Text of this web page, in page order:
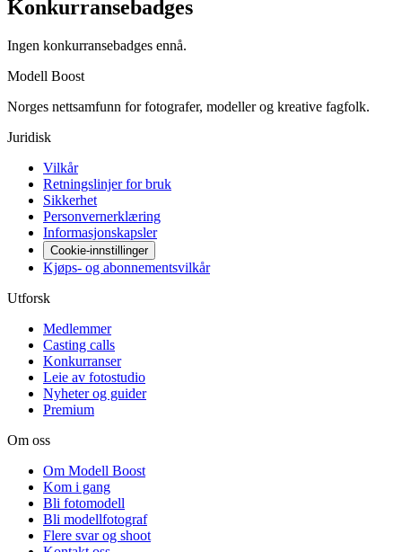
Konkurransebadges
Ingen konkurransebadges ennå.
Modell Boost
Norges nettsamfunn for fotografer, modeller og kreative fagfolk.
Juridisk
Vilkår
Retningslinjer for bruk
Sikkerhet
Personvernerklæring
Informasjonskapsler
Cookie-innstillinger
Kjøps- og abonnementsvilkår
Utforsk
Medlemmer
Casting calls
Konkurranser
Leie av fotostudio
Nyheter og guider
Premium
Om oss
Om Modell Boost
Kom i gang
Bli fotomodell
Bli modellfotograf
Flere svar og shoot